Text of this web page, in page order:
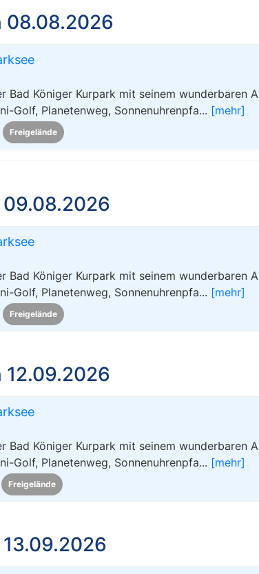
08.08.2026
Bad Königer Kurpark mit seinem wunderbaren
Golf, Planetenweg, Sonnenuhrenpfa... [mehr]
Freigelände
Bad Königer Kurpark mit seinem wunderbaren
Golf, Planetenweg, Sonnenuhrenpfa... [mehr]
Freigelände
12.09.2026
Bad Königer Kurpark mit seinem wunderbaren
Golf, Planetenweg, Sonnenuhrenpfa... [mehr]
Freigelände